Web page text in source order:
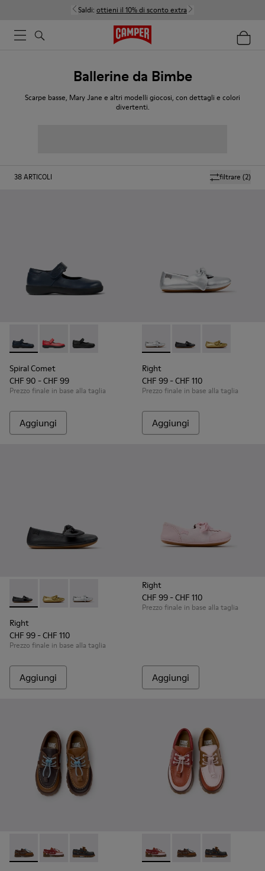
Saldi: ottieni il 10% di sconto extra
Ballerine da Bimbe
Scarpe basse, Mary Jane e altri modelli giocosi, con dettagli e colori
divertenti.
filtrare (2)
38ARTICOLI
Spiral Comet - 80356-031 - Scarpe in pelle blu per bambini.
Spiral Comet - 80356-030 - Red
Spiral Comet - 80356-003 - Scarpe in pelle
Spiral Comet
CHF 90 - CHF 99
Prezzo finale in base alla taglia
Aggiungi
Right - K800702-002 -
Right - K800702-
Right -
Right
CHF 99 - CHF 110
Prezzo finale in base alla taglia
Aggiungi
Right - K800702-006 - Ballerine in pelle nere per bambini.
Right - K800702-004 - Ballerine in pelle gialle per
Right - K800702-002 - Ballerine grigie in
Right
CHF 99 - CHF 110
Prezzo finale in base alla taglia
Aggiungi
Right
CHF 99 - CHF 110
Prezzo finale in base alla taglia
Aggiungi
Twins - K800416-007 - Scarpe da barca in pelle marrone
Twins - K800416-008 - Scarpe da barca in pelle
Twins - K800416-001 - Scarpe da barca in
Twins - K800416-008 -
Twins - K800416-
Twins -